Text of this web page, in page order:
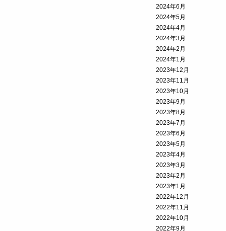
2024年6月
2024年5月
2024年4月
2024年3月
2024年2月
2024年1月
2023年12月
2023年11月
2023年10月
2023年9月
2023年8月
2023年7月
2023年6月
2023年5月
2023年4月
2023年3月
2023年2月
2023年1月
2022年12月
2022年11月
2022年10月
2022年9月